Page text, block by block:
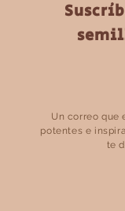
Un correo que
potentes e
te